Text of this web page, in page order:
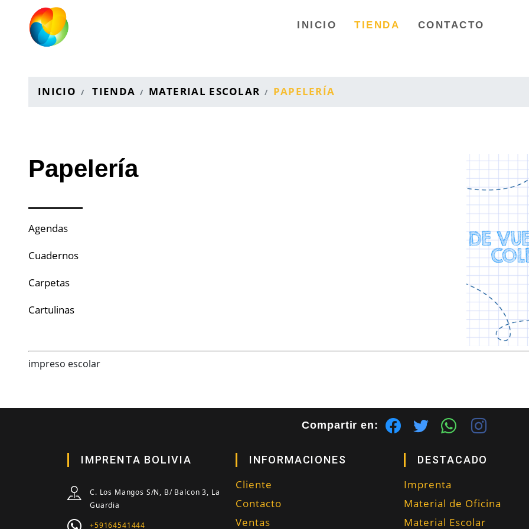
INICIO TIENDA CONTACTO
INICIO TIENDA MATERIAL ESCOLAR PAPELERÍA
Papelería
Agendas
Cuadernos
Carpetas
Cartulinas
impreso escolar
Compartir en:
IMPRENTA BOLIVIA
C. Los Mangos S/N, B/ Balcon 3, La
Guardia
+59164541444
INFORMACIONES
Cliente
Contacto
Ventas
DESTACADO
Imprenta
Material de Oficina
Material Escolar